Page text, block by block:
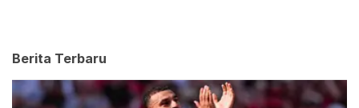
Berita Terbaru